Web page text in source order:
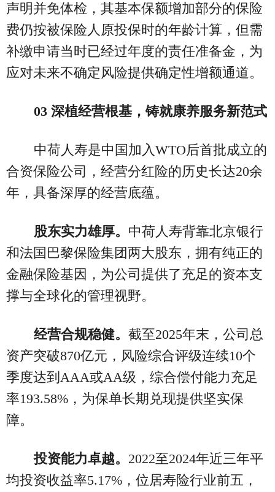
声明并免体检，其基本保额增加部分的保险
费仍按被保险人原投保时的年龄计算，但需
补缴申请当时已经过年度的责任准备金，为
应对未来不确定风险提供确定性增额通道。
03 深植经营根基，铸就康养服务新范式
中荷人寿是中国加入WTO后首批成立的
合资保险公司，经营分红险的历史长达20余
年，具备深厚的经营底蕴。
股东实力雄厚。 中荷人寿背靠北京银行
和法国巴黎保险集团两大股东，拥有纯正的
金融保险基因，为公司提供了充足的资本支
撑与全球化的管理视野。
经营合规稳健。 截至2025年末，公司总
资产突破870亿元，风险综合评级连续10个
季度达到AAA或AA级，综合偿付能力充足
率193.58%，为保单长期兑现提供坚实保
障。
投资能力卓越。 2022至2024年近三年平
均投资收益率5.17%，位居寿险行业前五，